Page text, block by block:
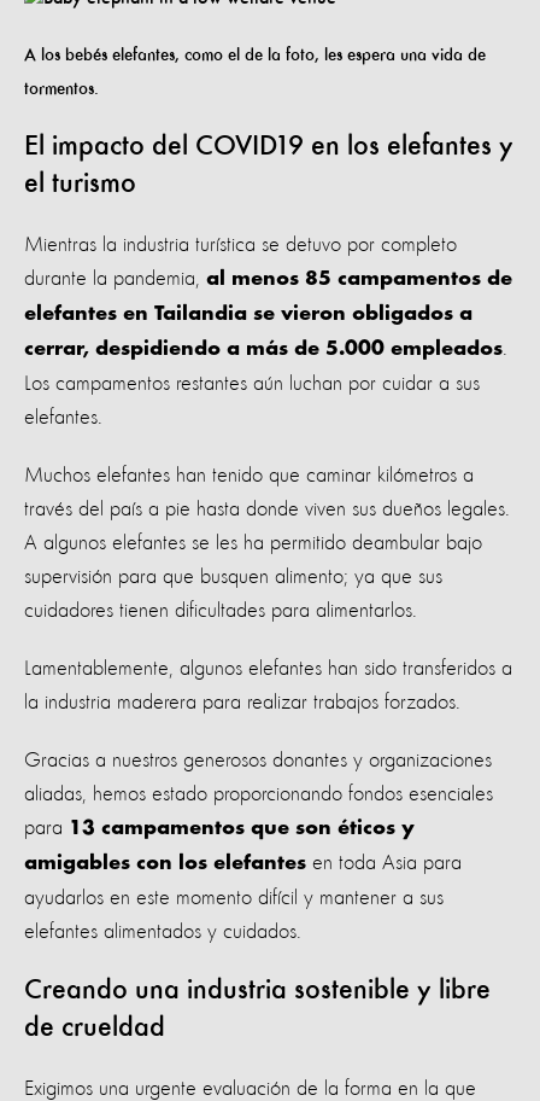
A los bebés elefantes, como el de la foto, les espera una vida de
tormentos.
El impacto del COVID19 en los elefantes y
el turismo
Mientras la industria turística se detuvo por completo
durante la pandemia, al menos 85 campamentos de
elefantes en Tailandia se vieron obligados a
cerrar, despidiendo a más de 5.000 empleados
Los campamentos restantes aún luchan por cuidar a sus
elefantes.
Muchos elefantes han tenido que caminar kilómetros a
través del país a pie hasta donde viven sus dueños legales.
A algunos elefantes se les ha permitido deambular bajo
supervisión para que busquen alimento; ya que sus
cuidadores tienen dificultades para alimentarlos.
Lamentablemente, algunos elefantes han sido transferidos a
la industria maderera para realizar trabajos forzados.
Gracias a nuestros generosos donantes y organizaciones
aliadas, hemos estado proporcionando fondos esenciales
para 13 campamentos que son éticos y
amigables con los elefantes en toda Asia para
ayudarlos en este momento difícil y mantener a sus
elefantes alimentados y cuidados.
Creando una industria sostenible y libre
de crueldad
Exigimos una urgente evaluación de la forma en la que